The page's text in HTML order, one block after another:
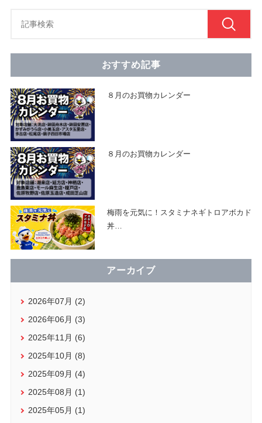
おすすめ記事
８月のお買物カレンダー
８月のお買物カレンダー
梅雨を元気に！スタミナネギトロアボカド
丼…
アーカイブ
2026年07月 (2)
2026年06月 (3)
2025年11月 (6)
2025年10月 (8)
2025年09月 (4)
2025年08月 (1)
2025年05月 (1)